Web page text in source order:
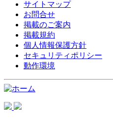
サイトマップ
お問合せ
掲載のご案内
掲載規約
個人情報保護方針
セキュリティポリシー
動作環境